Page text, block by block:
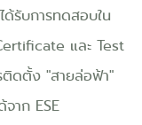
ด้รับการทดสอบใน
และ Test
ติดตั้ง "สายล่อฟ้า"
าก ESE